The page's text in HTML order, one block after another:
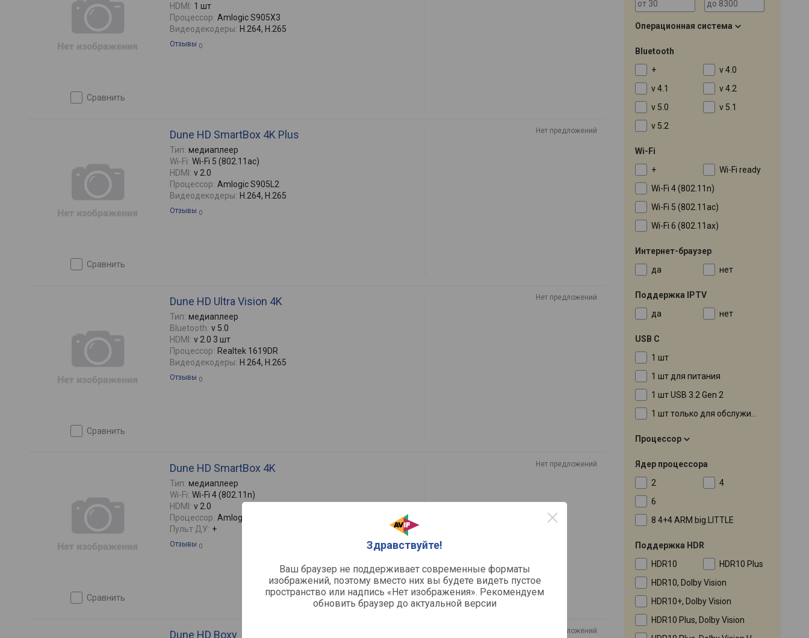
Здравствуйте!
Ваш браузер не поддерживает современные форматы
изображений, поэтому вместо них вы будете видеть пустое
пространство или надпись «Нет изображения». Рекомендуем
обновить браузер до актуальной версии
сравнить
HDMI: 1 шт
Процессор: Amlogic S905X3
Видеодекодеры: H.264, H.265
Отзывы 0
сравнить
Dune HD SmartBox 4K Plus
Тип: медиаплеер
Wi-Fi: Wi-Fi 5 (802.11ac)
HDMI: v 2.0
Процессор: Amlogic S905L2
Видеодекодеры: H.264, H.265
Отзывы 0
Нет предложений
сравнить
Dune HD Ultra Vision 4K
Тип: медиаплеер
Bluetooth: v 5.0
HDMI: v 2.0 3 шт
Процессор: Realtek 1619DR
Видеодекодеры: H.264, H.265
Отзывы 0
Нет предложений
сравнить
Dune HD SmartBox 4K
Тип: медиаплеер
Wi-Fi: Wi-Fi 4 (802.11n)
HDMI: v 2.0
Процессор: Amlogic S905X
Пульт ДУ: +
Отзывы 0
Нет предложений
Dune HD Boxy Нет предложений
Операционная система
Bluetooth
+
v 4.0
v 4.1
v 4.2
v 5.0
v 5.1
v 5.2
Wi-Fi
+
Wi-Fi ready
Wi-Fi 4 (802.11n)
Wi-Fi 5 (802.11ac)
Wi-Fi 6 (802.11ax)
Интернет-браузер
да
нет
Поддержка IPTV
да
нет
USB C
1 шт
1 шт для питания
1 шт USB 3.2 Gen 2
1 шт только для обслуживания
Процессор
Ядер процессора
2
4
6
8 4+4 ARM big.LITTLE
Поддержка HDR
HDR10
HDR10 Plus
HDR10, Dolby Vision
HDR10+, Dolby Vision
HDR10 Plus, Dolby Vision